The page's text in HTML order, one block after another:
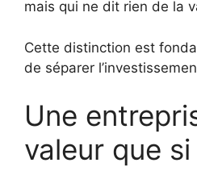
mais qui ne dit rien de la
Cette distinction est
de séparer
Une
valeur que